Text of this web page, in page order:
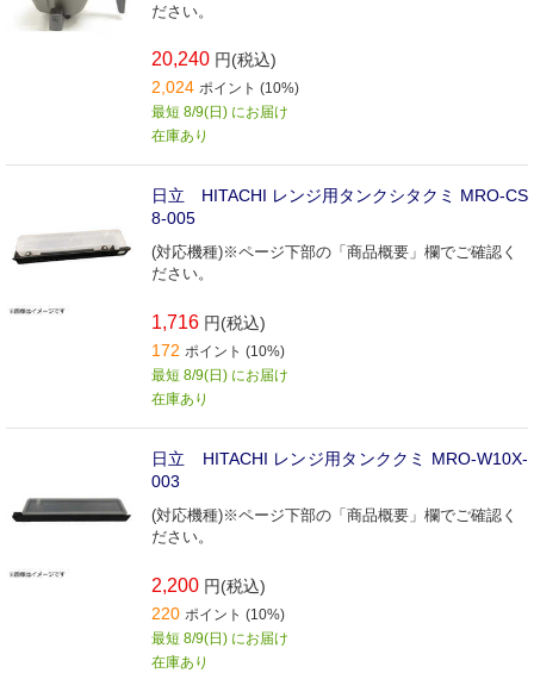
ださい。
20,240 円(税込)
2,024 ポイント (10%)
最短 8/9(日) にお届け
在庫あり
日立 HITACHI レンジ用タンクシタクミ MRO-CS
8-005
(対応機種)※ページ下部の「商品概要」欄でご確認く
ださい。
1,716 円(税込)
172 ポイント (10%)
最短 8/9(日) にお届け
在庫あり
日立 HITACHI レンジ用タンククミ MRO-W10X-
003
(対応機種)※ページ下部の「商品概要」欄でご確認く
ださい。
2,200 円(税込)
220 ポイント (10%)
最短 8/9(日) にお届け
在庫あり